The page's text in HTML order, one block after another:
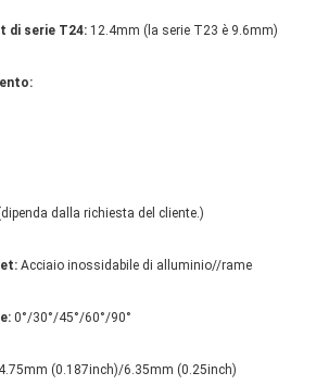
di serie T24: 12.4mm (la serie T23 è 9.6mm)
dalla richiesta del cliente.)
Acciaio inossidabile di alluminio//rame
0°/30°/45°/60°/90°
4.75mm (0.187inch)/6.35mm (0.25inch)